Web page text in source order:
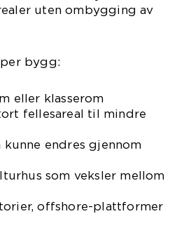
uten ombygging av
bygg:
eller klasserom
fellesareal til mindre
endres gjennom
som veksler mellom
offshore-plattformer